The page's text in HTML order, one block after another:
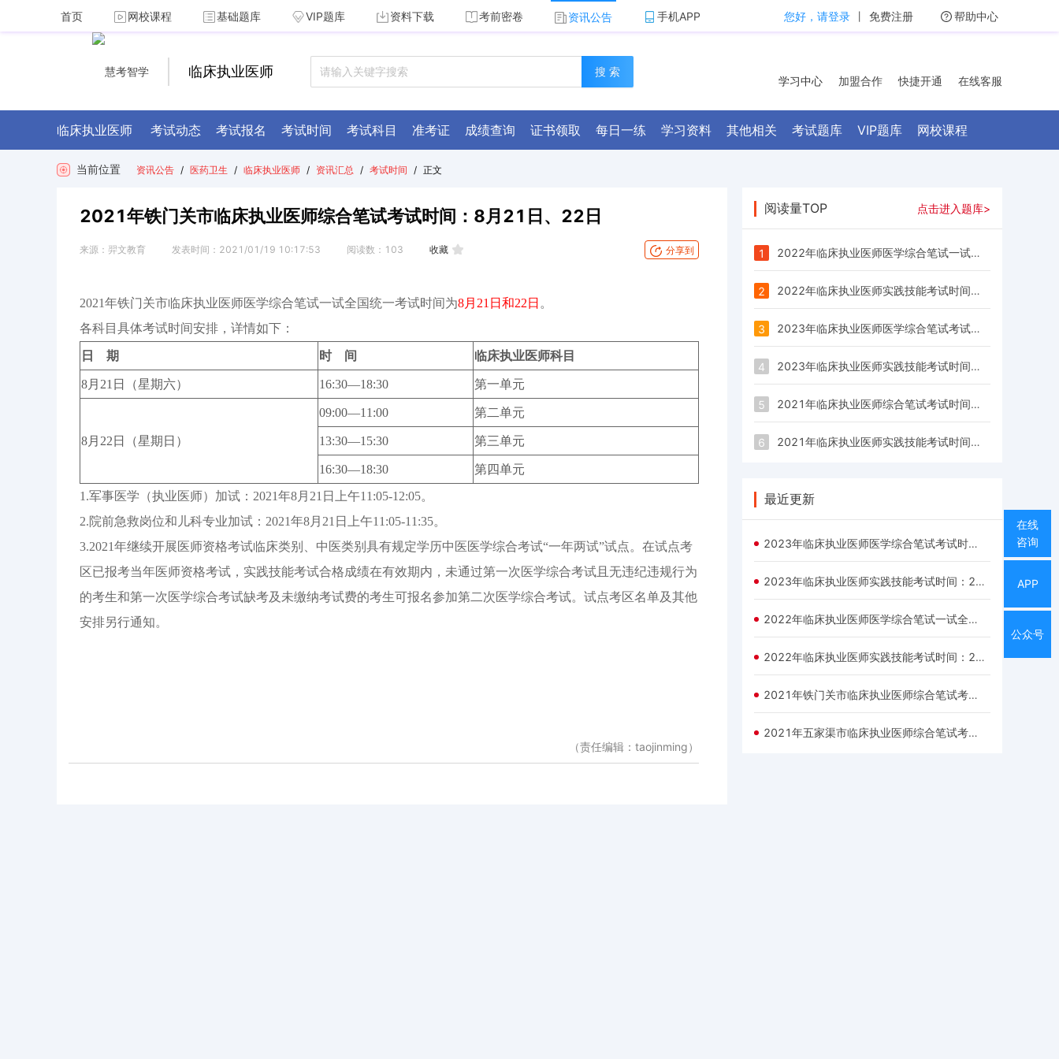
首页 网校课程 基础题库 VIP题库 资料下载 考前密卷 资讯公告 手机APP 您好，请登录 丨 免费注册 帮助中心
在线
咨询
APP
公众号
临床执业医师 搜 索
学习中心 加盟合作 快捷开通 在线客服
临床执业医师 考试动态 考试报名 考试时间 考试科目 准考证 成绩查询 证书领取 每日一练 学习资料 其他相关 考试题库 VIP题库 网校课程
当前位置 资讯公告 / 医药卫生 / 临床执业医师 / 资讯汇总 / 考试时间 / 正文
2021年铁门关市临床执业医师综合笔试考试时间：8月21日、22日
来源： 羿文教育 发表时间： 2021/01/19 10:17:53 阅读数： 103 收藏 分享到
2021年铁门关市临床执业医师医学综合笔试一试全国统一考试时间为8月21日和22日 。
各科目具体考试时间安排，详情如下：
日 期 时 间 临床执业医师科目
8月21日（星期六） 16:30—18:30 第一单元
8月22日（星期日）
09:00—11:00 第二单元
13:30—15:30 第三单元
16:30—18:30
第四单元
1.军事医学（执业医师）加试：2021年8月21日上午11:05-12:05。
2.院前急救岗位和儿科专业加试：2021年8月21日上午11:05-11:35。
3.2021年继续开展医师资格考试临床类别、中医类别具有规定学历中医医学综合考试“一年两试”试点。在试点考
区已报考当年医师资格考试，实践技能考试合格成绩在有效期内，未通过第一次医学综合考试且无违纪违规行为
的考生和第一次医学综合考试缺考及未缴纳考试费的考生可报名参加第二次医学综合考试。试点考区名单及其他
安排另行通知。
（责任编辑：taojinming）
阅读量TOP 点击进入题库>
1 2022年临床执业医师医学综合笔试一试全国统一考试时间为8月20日和21日
2 2022年临床执业医师实践技能考试时间：2022年6月13日-26日
3 2023年临床执业医师医学综合笔试考试时间为：8月19日-20日
4 2023年临床执业医师实践技能考试时间：2023年6月3日-14日
5 2021年临床执业医师综合笔试考试时间：8月21日、22日
6 2021年临床执业医师实践技能考试时间：6月10日-23日
最近更新
2023年临床执业医师医学综合笔试考试时间为：8月19日-20日
2023年临床执业医师实践技能考试时间：2023年6月3日-14日
2022年临床执业医师医学综合笔试一试全国统一考试时间为8月20日和21日
2022年临床执业医师实践技能考试时间：2022年6月13日-26日
2021年铁门关市临床执业医师综合笔试考试时间：8月21日、22日
2021年五家渠市临床执业医师综合笔试考试时间：8月21日、22日